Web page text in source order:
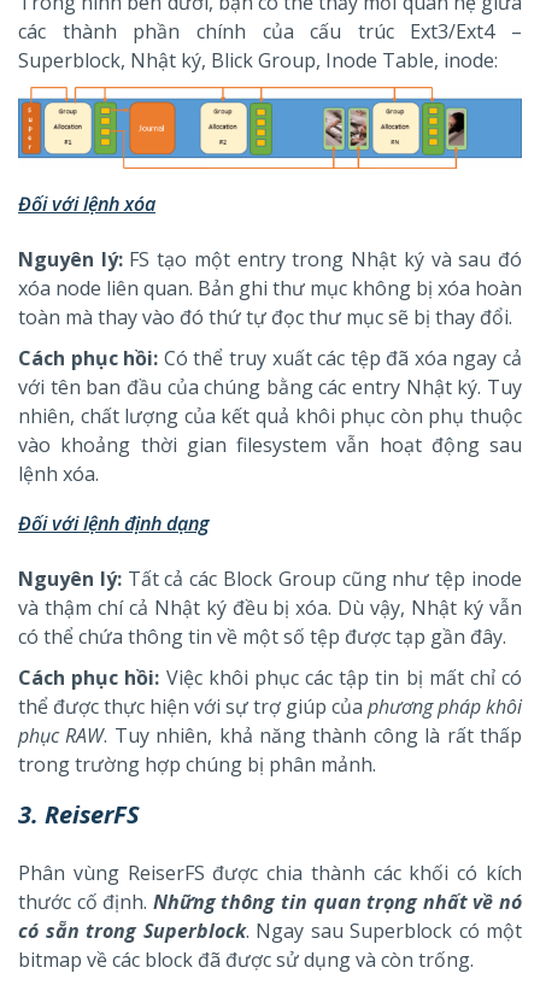
các thành phần chính của cấu trúc Ext3/Ext4 –
Superblock, Nhật ký, Blick Group, Inode Table, inode:
Đối với lệnh xóa
Nguyên lý:FS tạo một entry trong Nhật ký và sau đó
xóa node liên quan. Bản ghi thư mục không bị xóa hoàn
toàn mà thay vào đó thứ tự đọc thư mục sẽ bị thay đổi.
Cách phục hồi: Có thể truy xuất các tệp đã xóa ngay cả
với tên ban đầu của chúng bằng các entry Nhật ký. Tuy
nhiên, chất lượng của kết quả khôi phục còn phụ thuộc
vào khoảng thời gian filesystem vẫn hoạt động sau
lệnh xóa.
Đối với lệnh định dạng
Nguyên lý:Tất cả các Block Group cũng như tệp inode
và thậm chí cả Nhật ký đều bị xóa. Dù vậy, Nhật ký vẫn
có thể chứa thông tin về một số tệp được tạp gần đây.
Cách phục hồi: Việc khôi phục các tập tin bị mất chỉ có
thể được thực hiện với sự trợ giúp của phương pháp khôi
phục RAW. Tuy nhiên, khả năng thành công là rất thấp
trong trường hợp chúng bị phân mảnh.
3. ReiserFS
Phân vùng ReiserFS được chia thành các khối có kích
thước cố định. Những thông tin quan trọng nhất về nó
có sẵn trong Superblock. Ngay sau Superblock có một
bitmap về các block đã được sử dụng và còn trống.